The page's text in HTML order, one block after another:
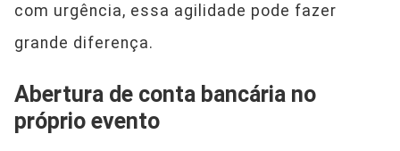
com urgência, essa agilidade pode fazer
grande diferença.
Abertura de conta bancária no
próprio evento